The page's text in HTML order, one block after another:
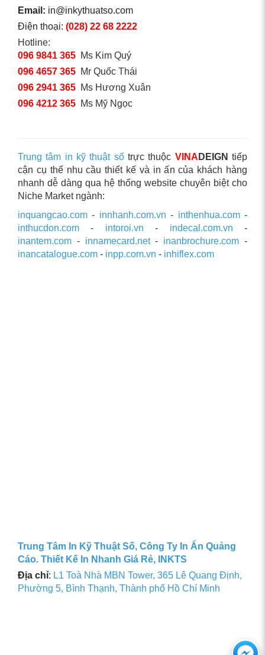
Email: in@inkythuatso.com
Điện thoại: (028) 22 68 2222
Hotline:
096 9841 365 Ms Kim Quý
096 4657 365 Mr Quốc Thái
096 2941 365 Ms Hương Xuân
096 4212 365 Ms Mỹ Ngọc
Trung tâm in kỹ thuật sốtrực thuộc VINA DEIGN tiếp
cận cụ thể nhu cầu thiết kế và in ấn của khách hàng
nhanh dễ dàng qua hệ thống website chuyên biệt cho
Niche Market ngành:
inquangcao.com - innhanh.com.vn - inthenhua.com-
inthucdon.com - intoroi.vn - indecal.com.vn -
inantem.com - innamecard.net- inanbrochure.com -
inancatalogue.com - inpp.com.vn - inhiflex.com
Trung Tâm In Kỹ Thuật Số, Công Ty In Ấn Quảng
Cáo. Thiết Kế In Nhanh Giá Rẻ, INKTS
Địa chỉ: L1 Toà Nhà MBN Tower, 365 Lê Quang Định,
Phường 5, Bình Thạnh, Thành phố Hồ Chí Minh